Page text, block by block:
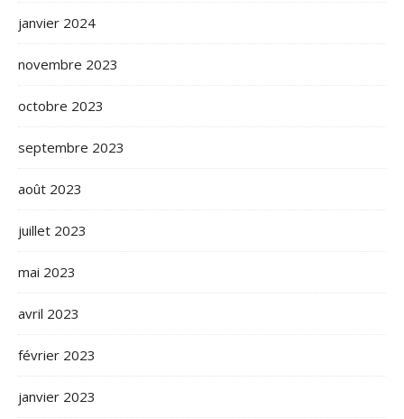
janvier 2024
novembre 2023
octobre 2023
septembre 2023
août 2023
juillet 2023
mai 2023
avril 2023
février 2023
janvier 2023